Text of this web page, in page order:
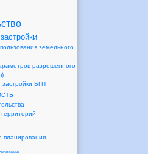
земельного
разрешенного
БГП
планирования